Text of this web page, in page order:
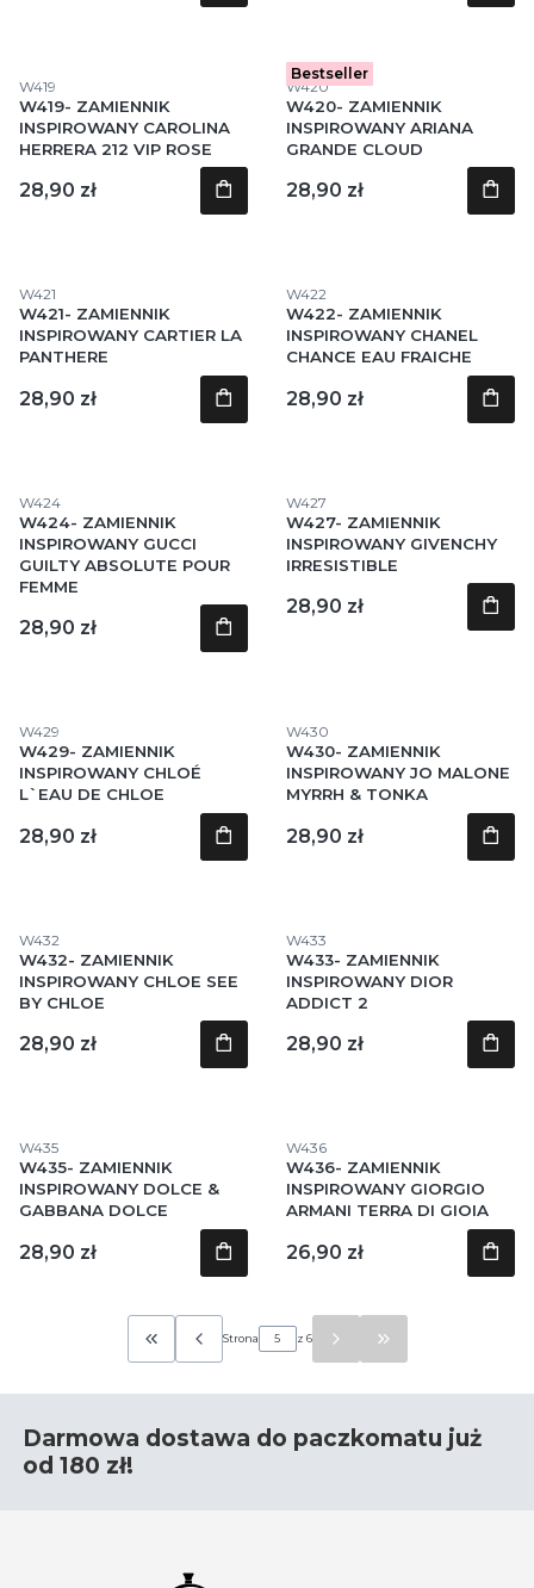
Kod produktu
W419
W419- ZAMIENNIK
INSPIROWANY CAROLINA
HERRERA 212 VIP ROSE
Cena
28,90 zł
Bestseller
Kod produktu
W420
W420- ZAMIENNIK
INSPIROWANY ARIANA
GRANDE CLOUD
Cena
28,90 zł
Kod produktu
W421
W421- ZAMIENNIK
INSPIROWANY CARTIER LA
PANTHERE
Cena
28,90 zł
Kod produktu
W422
W422- ZAMIENNIK
INSPIROWANY CHANEL
CHANCE EAU FRAICHE
Cena
28,90 zł
Kod produktu
W424
W424- ZAMIENNIK
INSPIROWANY GUCCI
GUILTY ABSOLUTE POUR
FEMME
Cena
28,90 zł
Kod produktu
W427
W427- ZAMIENNIK
INSPIROWANY GIVENCHY
IRRESISTIBLE
Cena
28,90 zł
Kod produktu
W429
W429- ZAMIENNIK
INSPIROWANY CHLOÉ
L`EAU DE CHLOE
Cena
28,90 zł
Kod produktu
W430
W430- ZAMIENNIK
INSPIROWANY JO MALONE
MYRRH & TONKA
Cena
28,90 zł
Kod produktu
W432
W432- ZAMIENNIK
INSPIROWANY CHLOE SEE
BY CHLOE
Cena
28,90 zł
Kod produktu
W433
W433- ZAMIENNIK
INSPIROWANY DIOR
ADDICT 2
Cena
28,90 zł
Kod produktu
W435
W435- ZAMIENNIK
INSPIROWANY DOLCE &
GABBANA DOLCE
Cena
28,90 zł
Kod produktu
W436
W436- ZAMIENNIK
INSPIROWANY GIORGIO
ARMANI TERRA DI GIOIA
Cena
26,90 zł
Wróć do pierwszej strony z produktami
Strona z 6
Przejdź do ostatniej
Darmowa dostawa do paczkomatu już
od 180 zł!